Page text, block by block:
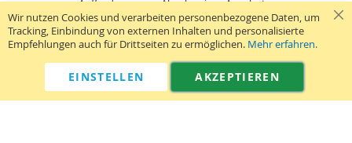
Aufforderung zur Abgabe eines Angebots.
Sie richten sich nur an gewerblichen Bedarf (§14 BGB) im Sinne der
Preisangabenverordnung und verstehen sich netto zzgl. MwSt. USB-
Sticks: Tagespreise ggf. zzgl. Druckkosten und GEMA.
Telefon:040 38 63 12 40 Kontaktformular
Wir nutzen Cookies und verarbeiten personenbezogene Daten, um
Tracking, Einbindung von externen Inhalten und personalisierte
Empfehlungen auch für Drittseiten zu ermöglichen. Mehr erfahren.
AKZEPTIEREN
EINSTELLEN